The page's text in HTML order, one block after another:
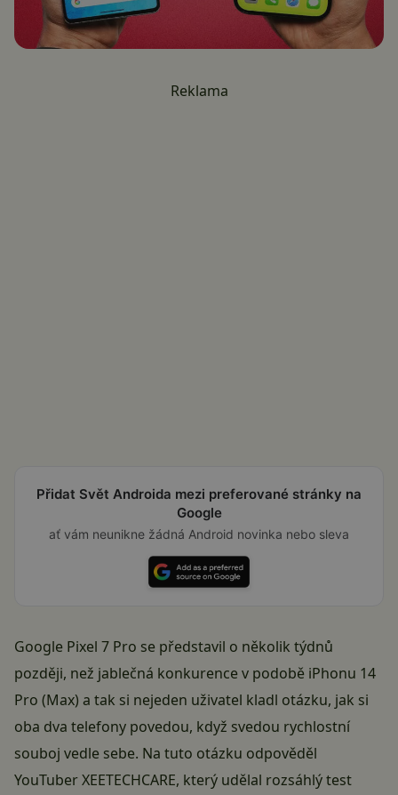
Reklama
Přidat Svět Androida mezi preferované stránky na
Google
ať vám neunikne žádná Android novinka nebo sleva
Google Pixel 7 Pro se představil o několik týdnů
později, než jablečná konkurence v podobě iPhonu 14
Pro (Max) a tak si nejeden uživatel kladl otázku, jak si
oba dva telefony povedou, když svedou rychlostní
souboj vedle sebe. Na tuto otázku odpověděl
YouTuber XEETECHCARE, který udělal rozsáhlý test